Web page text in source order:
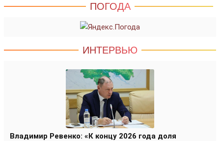
ПОГОДА
ИНТЕРВЬЮ
Владимир Ревенко: «К концу 2026 года доля